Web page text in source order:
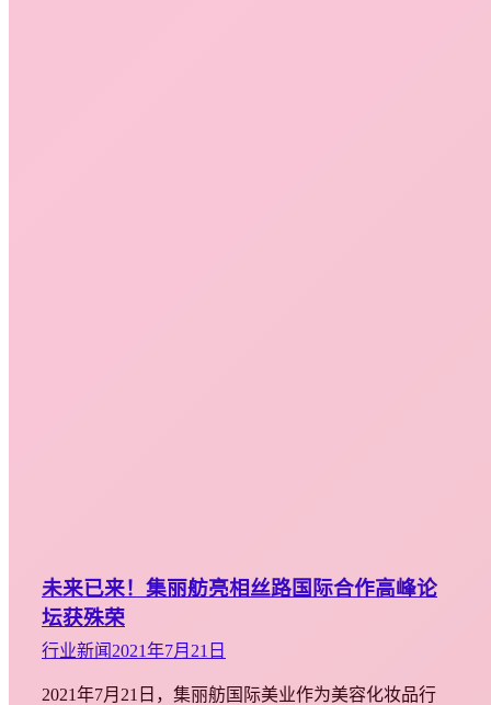
未来已来！集丽舫亮相丝路国际合作高峰论
坛获殊荣
行业新闻 2021年7月21日
2021年7月21日，集丽舫国际美业作为美容化妆品行